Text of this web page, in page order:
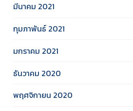
มีนาคม 2021
กุมภาพันธ์ 2021
มกราคม 2021
ธันวาคม 2020
พฤศจิกายน 2020